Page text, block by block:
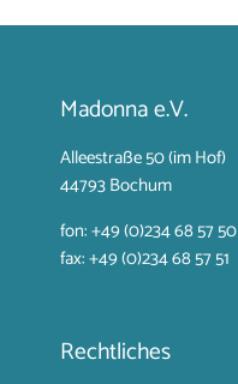
Madonna e.V.
Alleestraße 50 (im Hof)
44793 Bochum
fon: +49 (0)234 68 57 50
fax: +49 (0)234 68 57 51
Rechtliches